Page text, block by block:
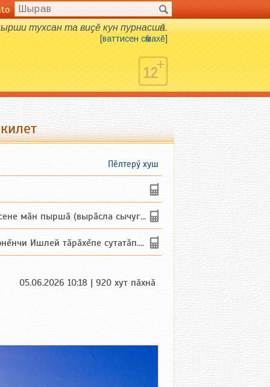
пырши тухсан та виҫӗ кун пурнасшӑн.
[ваттисен сӑмахӗ]
Пӗлтерӳ хуш
мăн пыршă (вырăсла сычуг) ...
Ишлей тăрăхĕпе сутатăп. Ха...
05.06.2026 10:18 | 920 хут пӑхнӑ